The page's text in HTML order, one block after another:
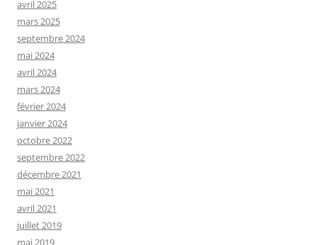
avril 2025
mars 2025
septembre 2024
mai 2024
avril 2024
mars 2024
février 2024
janvier 2024
octobre 2022
septembre 2022
décembre 2021
mai 2021
avril 2021
juillet 2019
mai 2019